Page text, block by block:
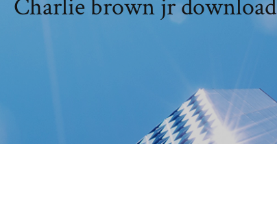
Charlie brown jr download